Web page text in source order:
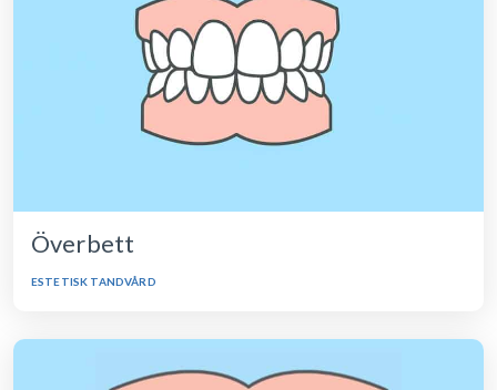
Överbett
ESTETISK TANDVÅRD